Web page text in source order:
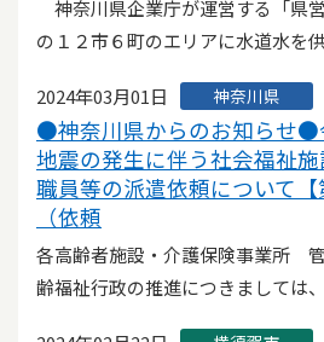
神奈川県企業庁が運営する「県
の１２市６町のエリアに水道水を
2024年03月01日 神奈川県
●神奈川県からのお知らせ●
地震の発生に伴う社会福祉
職員等の派遣依頼について【
（依頼
各高齢者施設・介護保険事業
齢福祉行政の推進につきましては